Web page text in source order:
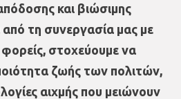
και βιώσιμης
τη συνεργασία μας με
φορείς, στοχεύουμε να
ζωής των πολιτών,
αιχμής που μειώνουν